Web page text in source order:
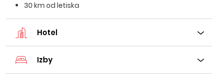
30 km od letiska
Hotel
Izby